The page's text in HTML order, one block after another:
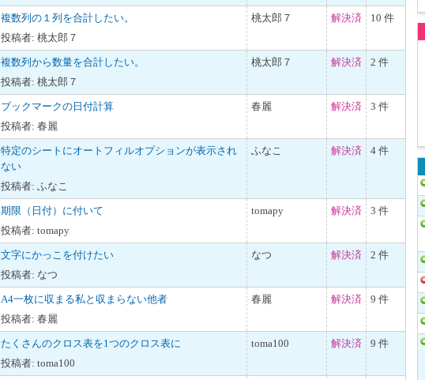
複数列の１列を合計したい。
投稿者: 桃太郎７
桃太郎７ 解決済 10 件
複数列から数量を合計したい。
投稿者: 桃太郎７
桃太郎７ 解決済 2 件
ブックマークの日付計算
投稿者: 春麗
春麗 解決済 3 件
特定のシートにオートフィルオプションが表示され
ない
投稿者: ふなこ
ふなこ 解決済 4 件
期限（日付）に付いて
投稿者: tomapy
tomapy 解決済 3 件
文字にかっこを付けたい
投稿者: なつ
なつ 解決済 2 件
A4一枚に収まる私と収まらない他者
投稿者: 春麗
春麗 解決済 9 件
たくさんのクロス表を1つのクロス表に
投稿者: toma100
toma100 解決済 9 件